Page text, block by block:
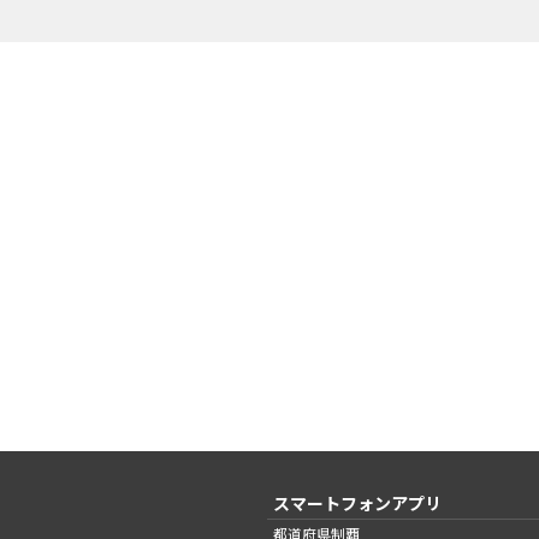
スマートフォンアプリ
都道府県制覇